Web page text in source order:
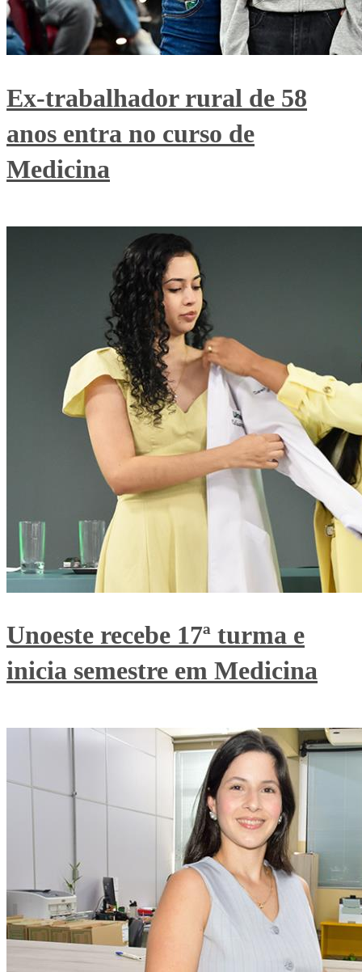
Ex-trabalhador rural de 58
anos entra no curso de
Medicina
Unoeste recebe 17ª turma e
inicia semestre em Medicina